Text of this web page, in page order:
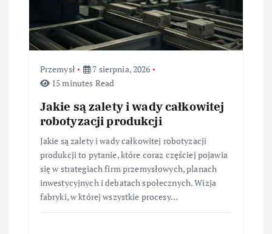
Przemysł
7 sierpnia, 2026
15 minutes Read
Jakie są zalety i wady całkowitej
robotyzacji produkcji
Jakie są zalety i wady całkowitej robotyzacji
produkcji to pytanie, które coraz częściej pojawia
się w strategiach firm przemysłowych, planach
inwestycyjnych i debatach społecznych. Wizja
fabryki, w której wszystkie procesy…